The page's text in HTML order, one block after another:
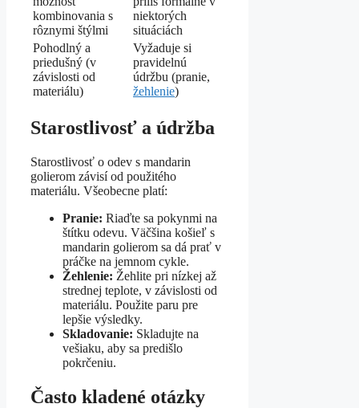
kombinovania s
rôznymi štýlmi
niektorých
situáciách
Pohodlný a
priedušný (v
závislosti od
materiálu)
Vyžaduje si
pravidelnú
údržbu (pranie,
žehlenie)
Starostlivosť a údržba
Starostlivosť o odev s mandarin
golierom závisí od použitého
materiálu. Všeobecne platí:
Pranie: Riaďte sa pokynmi na
štítku odevu. Väčšina košieľ s
mandarin golierom sa dá prať v
práčke na jemnom cykle.
Žehlenie: Žehlite pri nízkej až
strednej teplote, v závislosti od
materiálu. Použite paru pre
lepšie výsledky.
Skladovanie: Skladujte na
vešiaku, aby sa predišlo
pokrčeniu.
Často kladené otázky